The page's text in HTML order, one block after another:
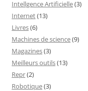
Intellgence Artificielle(3)
Internet(13)
Livres(6)
Machines de science(9)
Magazines(3)
Meilleurs outils(13)
Repr(2)
Robotique(3)